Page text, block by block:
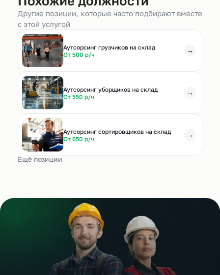
Другие позиции, которые часто подбирают вместе
с этой услугой
Аутсорсинг грузчиков на склад
От 500 р/ч
→
Аутсорсинг уборщиков на склад
От 550 р/ч
→
Аутсорсинг сортировщиков на склад
От 650 р/ч
→
Ещё позиции